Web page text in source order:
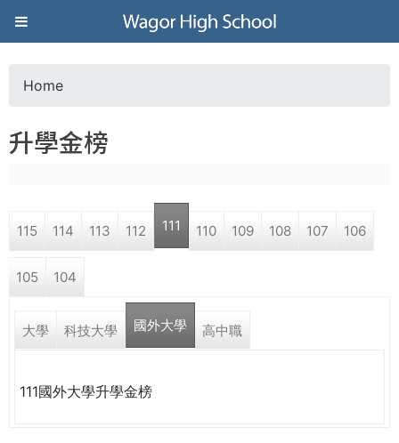
Jump to navigation
葳
格
高
學
o
a
r
e
Home
升學金榜
115 114 113 112 111 110 109 108 107 106
105 104
大學 科技大學 國外大學 高中職
111國外大學升學金榜